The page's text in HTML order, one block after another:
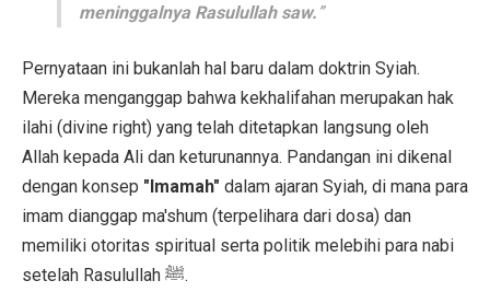
meninggalnya Rasulullah saw. ”
Pernyataan ini bukanlah hal baru dalam doktrin Syiah.
Mereka menganggap bahwa kekhalifahan merupakan hak
ilahi (divine right) yang telah ditetapkan langsung oleh
Allah kepada Ali dan keturunannya. Pandangan ini dikenal
dengan konsep "Imamah" dalam ajaran Syiah, di mana para
imam dianggap ma'shum (terpelihara dari dosa) dan
memiliki otoritas spiritual serta politik melebihi para nabi
setelah Rasulullah ﷺ.